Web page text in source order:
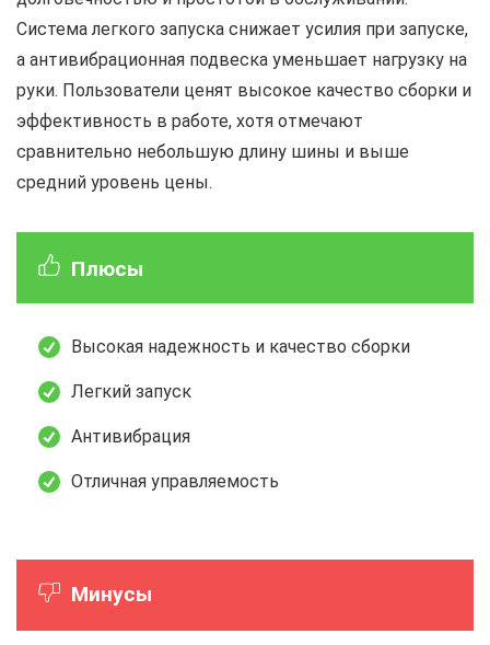
Система легкого запуска снижает усилия при запуске,
а антивибрационная подвеска уменьшает нагрузку на
руки. Пользователи ценят высокое качество сборки и
эффективность в работе, хотя отмечают
сравнительно небольшую длину шины и выше
средний уровень цены.
Плюсы
Высокая надежность и качество сборки
Легкий запуск
Антивибрация
Отличная управляемость
Минусы